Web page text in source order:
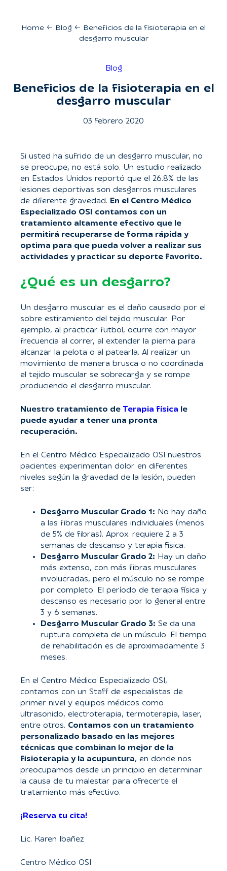
Home ← Blog ← Beneficios de la fisioterapia en el
desgarro muscular
Blog
Beneficios de la fisioterapia en el
desgarro muscular
03 febrero 2020
Si usted ha sufrido de un desgarro muscular, no
se preocupe, no está solo. Un estudio realizado
en Estados Unidos reportó que el 26.8% de las
lesiones deportivas son desgarros musculares
de diferente gravedad. En el Centro Médico
Especializado OSI contamos con un
tratamiento altamente efectivo que le
permitirá recuperarse de forma rápida y
optima para que pueda volver a realizar sus
actividades y practicar su deporte favorito.
¿Qué es un desgarro?
Un desgarro muscular es el daño causado por el
sobre estiramiento del tejido muscular. Por
ejemplo, al practicar futbol, ocurre con mayor
frecuencia al correr, al extender la pierna para
alcanzar la pelota o al patearla. Al realizar un
movimiento de manera brusca o no coordinada
el tejido muscular se sobrecarga y se rompe
produciendo el desgarro muscular.
Nuestro tratamiento de Terapia física le
puede ayudar a tener una pronta
recuperación.
En el Centro Médico Especializado OSI nuestros
pacientes experimentan dolor en diferentes
niveles según la gravedad de la lesión, pueden
ser:
Desgarro Muscular Grado 1: No hay daño
a las fibras musculares individuales (menos
de 5% de fibras). Aprox. requiere 2 a 3
semanas de descanso y terapia física.
Desgarro Muscular Grado 2: Hay un daño
más extenso, con más fibras musculares
involucradas, pero el músculo no se rompe
por completo. El período de terapia física y
descanso es necesario por lo general entre
3 y 6 semanas.
Desgarro Muscular Grado 3: Se da una
ruptura completa de un músculo. El tiempo
de rehabilitación es de aproximadamente 3
meses.
En el Centro Médico Especializado OSI,
contamos con un Staff de especialistas de
primer nivel y equipos médicos como
ultrasonido, electroterapia, termoterapia, laser,
entre otros. Contamos con un tratamiento
personalizado basado en las mejores
técnicas que combinan lo mejor de la
fisioterapia y la acupuntura, en donde nos
preocupamos desde un principio en determinar
la causa de tu malestar para ofrecerte el
tratamiento más efectivo.
¡Reserva tu cita!
Lic. Karen Ibañez
Centro Médico OSI